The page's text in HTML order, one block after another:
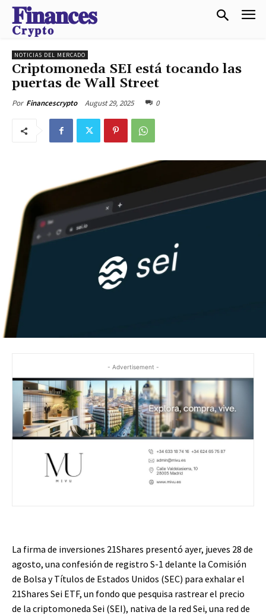
𝐅𝐢𝐧𝐚𝐧𝐜𝐞𝐬
𝐂𝐫𝐲𝐩𝐭𝐨
NOTICIAS DEL MERCADO
Criptomoneda SEI está tocando las
puertas de Wall Street
Por Financescrypto August 29, 2025 0
- Advertisement -
La firma de inversiones 21Shares presentó ayer, jueves 28 de
agosto, una confesión de registro S-1 delante la Comisión
de Bolsa y Títulos de Estados Unidos (SEC) para exhalar el
21Shares Sei ETF, un fondo que pesquisa rastrear el precio
de la criptomoneda Sei (SEI), nativa de la red Sei, una red de